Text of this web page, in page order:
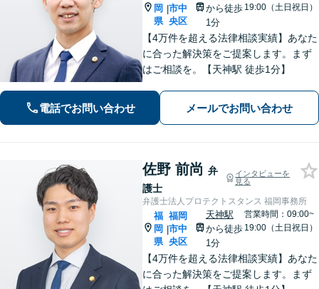
岡
県
|市中
央区
から徒歩
1分
19:00（土日祝日）
【4万件を超える法律相談実績】あなた
に合った解決策をご提案します。まず
はご相談を。【天神駅 徒歩1分】
電話でお問い合わせ メールでお問い合わせ
佐野 前尚 弁
護士
インタビューを
見る
弁護士法人プロテクトスタンス 福岡事務所
福
岡
県
|
福岡
市中
央区
天神駅
から徒歩
1分
営業時間：09:00~
19:00（土日祝日）
【4万件を超える法律相談実績】あなた
に合った解決策をご提案します。まず